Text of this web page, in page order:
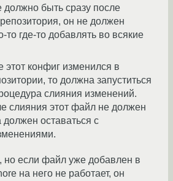
должно быть сразу после
он не должен
то где-то добавлять во всякие
этот конфиг изменился в
то должна запуститься
слияния изменений.
слияния этот файл не должен
должен оставаться с
но если файл уже добавлен в
на него не работает, он